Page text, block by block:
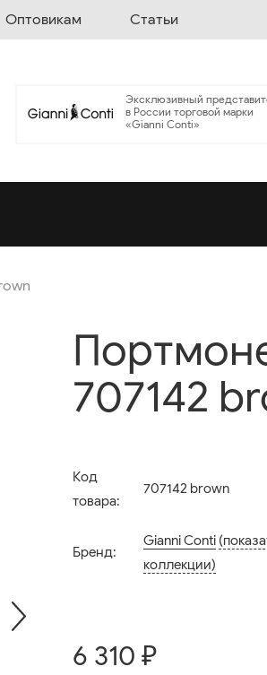
Оптовикам Статьи
Эксклюзивный
в России торговой марки
«Gianni Conti»
707142
Код
товара:
707142 brown
Бренд:
Gianni Conti
коллекции)
6 310 ₽